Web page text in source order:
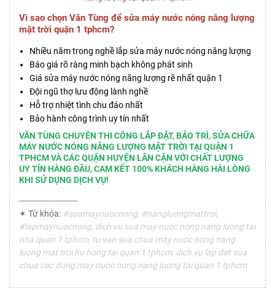
Vì sao chọn Văn Tùng để sửa máy nước nóng năng lượng
mặt trời quận 1 tphcm?
Nhiều năm trong nghề lắp sửa máy nước nóng năng lượng
Báo giá rõ ràng minh bạch không phát sinh
Giá sửa máy nước nóng năng lượng rẽ nhất quận 1
Đội ngũ thợ lưu động lành nghề
Hỗ trợ nhiệt tình chu đáo nhất
Bảo hành công trình uy tín nhất
VĂN TÙNG CHUYÊN THI CÔNG LẮP ĐẶT, BẢO TRÌ, SỬA CHỮA
MÁY NƯỚC NÓNG NĂNG LƯỢNG MẶT TRỜI TẠI QUẬN 1
TPHCM VÀ CÁC QUẬN HUYỆN LÂN CẬN VỚI CHẤT LƯỢNG
UY TÍN HÀNG ĐẦU, CAM KẾT 100% KHÁCH HÀNG HÀI LÒNG
KHI SỬ DỤNG DỊCH VỤ!
------------------------
✶ Từ khóa: #suamaynuocnong, #nangluongmattroi,
#lapmaynuocnong, dich vu sua may nuoc nong nang luong tai
nha quan 1 tphcm, tu van sua chua may nuoc nong nang
luong mat troi hu hong tai quan 1 tphcm, dich vu lap dat sua
chua cac dong may nuoc nong nang luong tai quan 1 tphcm